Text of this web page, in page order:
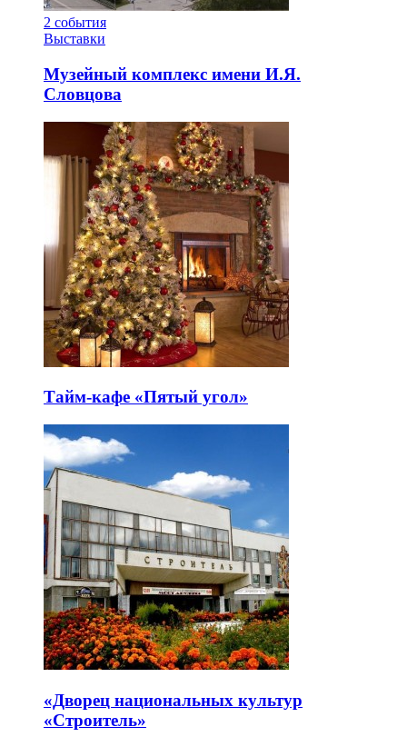
2 события
Выставки
Музейный комплекс имени И.Я.
Словцова
Тайм-кафе «Пятый угол»
«Дворец национальных культур
«Строитель»